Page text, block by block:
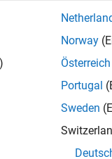
Norway
Österreich
Portugal
Sweden